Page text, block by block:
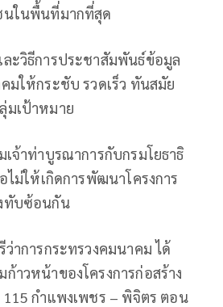
นในพื้นที่มากที่สุด
ะวิธีการประชาสัมพันธ์ข้อมูล
มให้กระชับ รวดเร็ว ทันสมัย
มเป้าหมาย
จ้าท่าบูรณาการกับกรมโยธาธิ
ไม่ให้เกิดการพัฒนาโครงการ
ทับซ้อนกัน
าการกระทรวงคมนาคม ได้
าวหน้าของโครงการก่อสร้าง
115 กำแพงเพชร – พิจิตร ตอน